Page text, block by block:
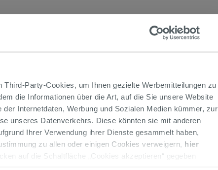
Party-Cookies, um Ihnen gezielte Werbemitteilungen zu
die Informationen über die Art, auf die Sie unsere Website
Internetdaten, Werbung und Sozialen Medien kümmer, zur
unseres Datenverkehrs. Diese könnten sie mit anderen
Ihrer Verwendung ihrer Dienste gesammelt haben,
zu allen oder einigen Cookies verweigern, hier
auf die Schaltfläche „Cookies akzeptieren“ gegeben
KAUFTEN AUCH...